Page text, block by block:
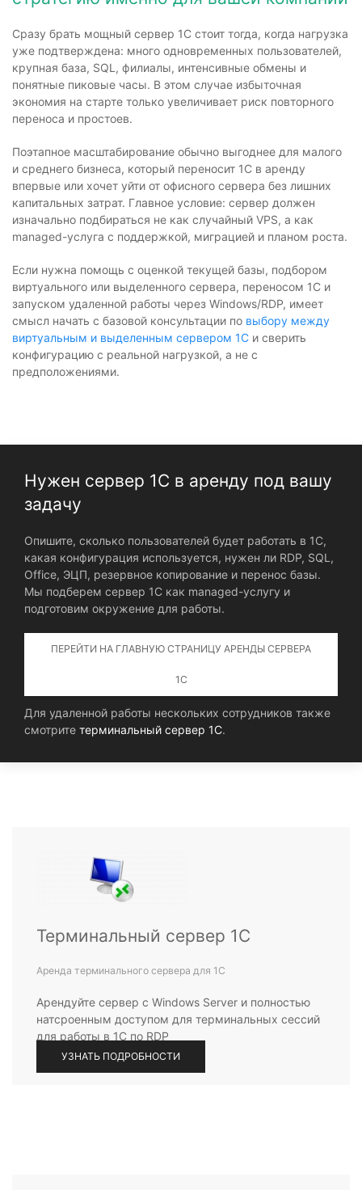
Сразу брать мощный сервер 1С стоит тогда, когда нагрузка
уже подтверждена: много одновременных пользователей,
крупная база, SQL, филиалы, интенсивные обмены и
понятные пиковые часы. В этом случае избыточная
экономия на старте только увеличивает риск повторного
переноса и простоев.
Поэтапное масштабирование обычно выгоднее для малого
и среднего бизнеса, который переносит 1С в аренду
впервые или хочет уйти от офисного сервера без лишних
капитальных затрат. Главное условие: сервер должен
изначально подбираться не как случайный VPS, а как
managed-услуга с поддержкой, миграцией и планом роста.
Если нужна помощь с оценкой текущей базы, подбором
виртуального или выделенного сервера, переносом 1С и
запуском удаленной работы через Windows/RDP, имеет
смысл начать с базовой консультации по выбору между
виртуальным и выделенным сервером 1С и сверить
конфигурацию с реальной нагрузкой, а не с
предположениями.
Нужен сервер 1С в аренду под вашу
задачу
Опишите, сколько пользователей будет работать в 1С,
какая конфигурация используется, нужен ли RDP, SQL,
Office, ЭЦП, резервное копирование и перенос базы.
Мы подберем сервер 1С как managed-услугу и
подготовим окружение для работы.
ПЕРЕЙТИ НА ГЛАВНУЮ СТРАНИЦУ АРЕНДЫ СЕРВЕРА
1С
Для удаленной работы нескольких сотрудников также
смотрите терминальный сервер 1С.
Терминальный сервер 1С
Аренда терминального сервера для 1С
Арендуйте сервер с Windows Server и полностью
натсроенным доступом для терминальных сессий
для работы в 1С по RDP
УЗНАТЬ ПОДРОБНОСТИ